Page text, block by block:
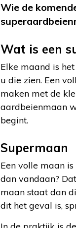
Wie de
Wat is een
Elke maand is
u die zien. Een
maken met de
aardbeienmaan
begint.
Supermaan
Een volle maan
dan vandaan?
maan staat dan
dit het geval is,